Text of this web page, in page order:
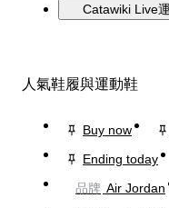
Catawiki Live
人氣鞋履與運動鞋
Buy now
Ending today
品牌 Air Jordan